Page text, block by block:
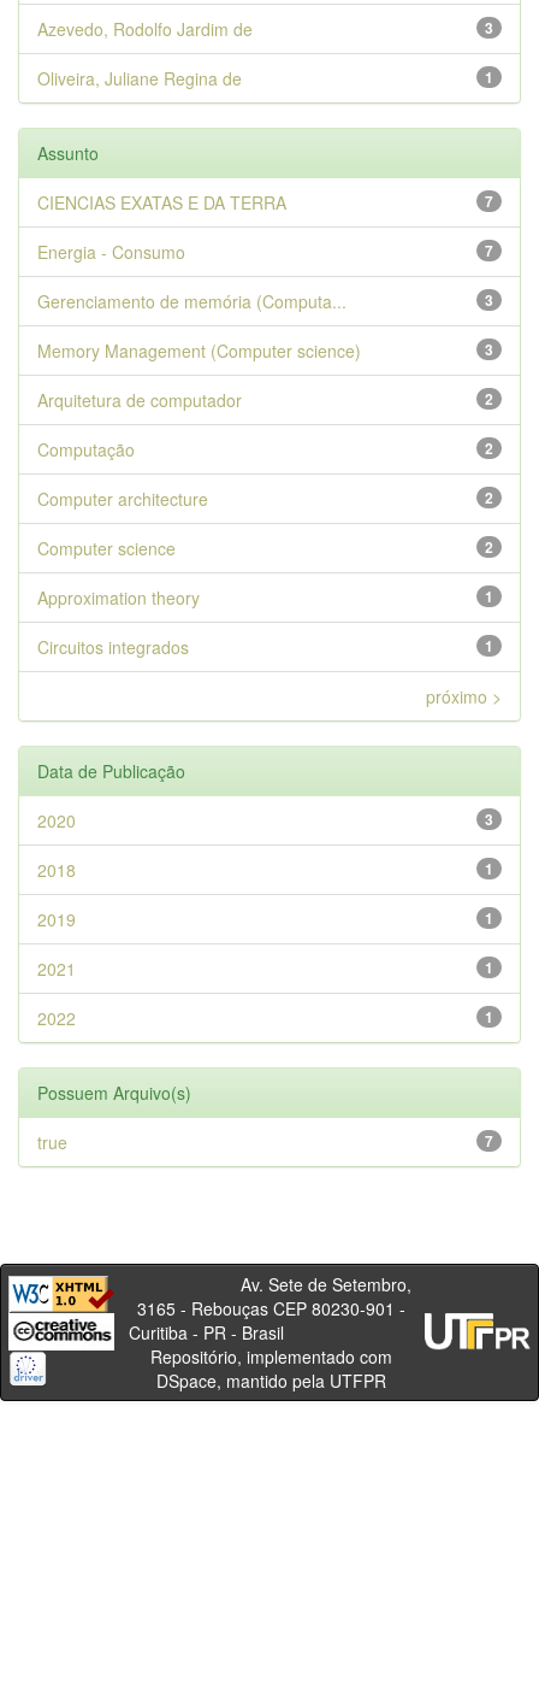
3
Azevedo, Rodolfo Jardim de
1
Oliveira, Juliane Regina de
Assunto
7
CIENCIAS EXATAS E DA TERRA
7
Energia - Consumo
3
Gerenciamento de memória (Computa...
3
Memory Management (Computer science)
2
Arquitetura de computador
2
Computação
2
Computer architecture
2
Computer science
1
Approximation theory
1
Circuitos integrados
próximo >
Data de Publicação
3
2020
1
2018
1
2019
1
2021
1
2022
Possuem Arquivo(s)
7
true
Av. Sete de Setembro,
3165 - Rebouças CEP 80230-901 -
Curitiba - PR - Brasil
Repositório, implementado com
DSpace, mantido pela UTFPR